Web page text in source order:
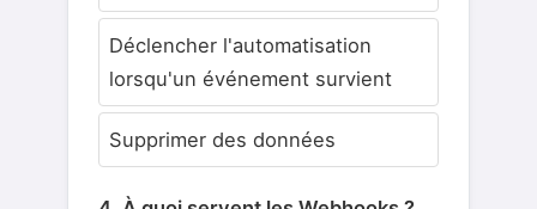
Déclencher l'automatisation
lorsqu'un événement survient
Supprimer des données